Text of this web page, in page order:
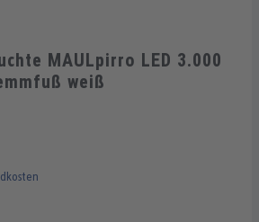
MAULpirro LED 3.000
weiß